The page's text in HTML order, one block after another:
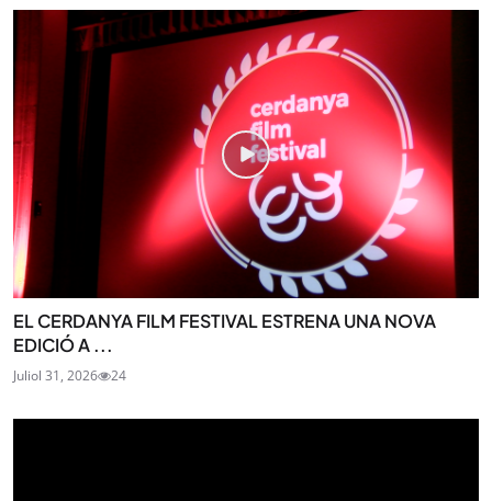
EL CERDANYA FILM FESTIVAL ESTRENA UNA NOVA
EDICIÓ A ...
Juliol 31, 2026 24